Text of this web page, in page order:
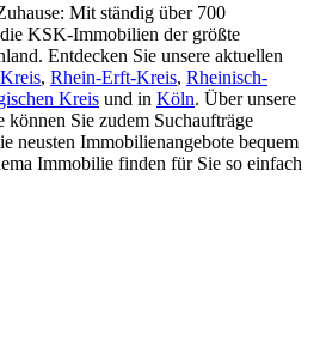
Mit ständig über 700
KSK-Immobilien der größte
Entdecken Sie unsere aktuellen
, Rhein-Erft-Kreis, Rheinisch-
Kreis und in Köln. Über unsere
Sie zudem Suchaufträge
neusten Immobilienangebote bequem
Immobilie finden für Sie so einfach